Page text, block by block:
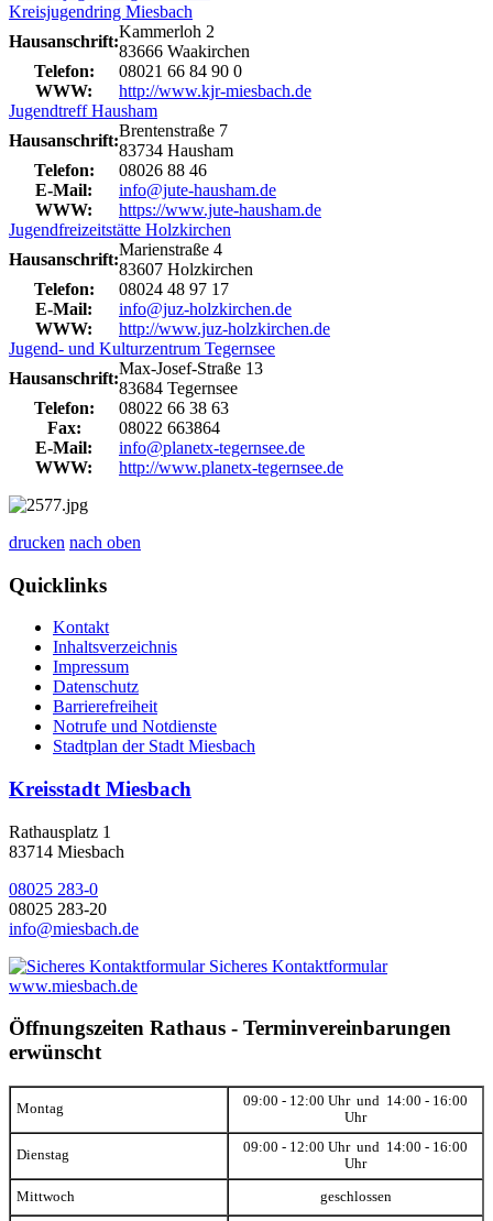
Kreisjugendring Miesbach
Hausanschrift:
Kammerloh 2
83666 Waakirchen
Telefon:
08021 66 84 90 0
WWW:
http://www.kjr-miesbach.de
Jugendtreff Hausham
Hausanschrift:
Brentenstraße 7
83734 Hausham
Telefon:
08026 88 46
E-Mail:
info@jute-hausham.de
WWW:
https://www.jute-hausham.de
Jugendfreizeitstätte Holzkirchen
Hausanschrift:
Marienstraße 4
83607 Holzkirchen
Telefon:
08024 48 97 17
E-Mail:
info@juz-holzkirchen.de
WWW:
http://www.juz-holzkirchen.de
Jugend- und Kulturzentrum Tegernsee
Hausanschrift:
Max-Josef-Straße 13
83684 Tegernsee
Telefon:
08022 66 38 63
Fax:
08022 663864
E-Mail:
info@planetx-tegernsee.de
WWW:
http://www.planetx-tegernsee.de
drucken nach oben
Quicklinks
Kontakt
Inhaltsverzeichnis
Impressum
Datenschutz
Barrierefreiheit
Notrufe und Notdienste
Stadtplan der Stadt Miesbach
Kreisstadt Miesbach
Rathausplatz 1
83714 Miesbach
08025 283-0
08025 283-20
info@miesbach.de
Sicheres Kontaktformular
www.miesbach.de
Öffnungszeiten Rathaus - Terminvereinbarungen
erwünscht
Montag
09:00 - 12:00 Uhr und 14:00 - 16:00
Uhr
Dienstag
09:00 - 12:00 Uhr und 14:00 - 16:00
Uhr
Mittwoch geschlossen